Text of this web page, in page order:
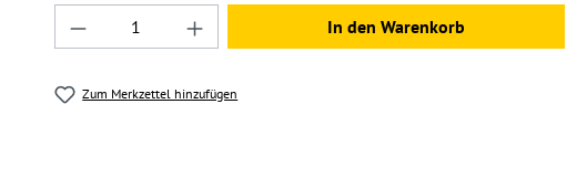
Produkt Anzahl: Gib den gewünschten Wert
In den Warenkorb
Zum Merkzettel hinzufügen